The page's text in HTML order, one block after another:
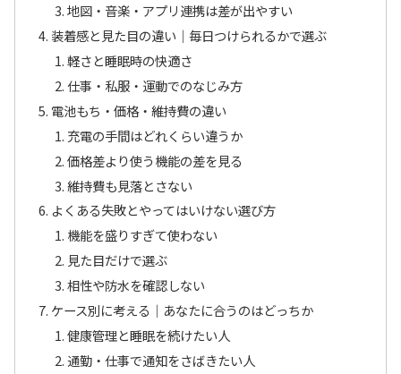
地図・音楽・アプリ連携は差が出やすい
装着感と見た目の違い｜毎日つけられるかで選ぶ
軽さと睡眠時の快適さ
仕事・私服・運動でのなじみ方
電池もち・価格・維持費の違い
充電の手間はどれくらい違うか
価格差より使う機能の差を見る
維持費も見落とさない
よくある失敗とやってはいけない選び方
機能を盛りすぎて使わない
見た目だけで選ぶ
相性や防水を確認しない
ケース別に考える｜あなたに合うのはどっちか
健康管理と睡眠を続けたい人
通勤・仕事で通知をさばきたい人